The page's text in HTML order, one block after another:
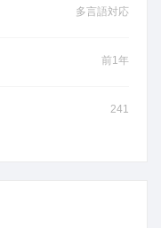
多言語対応
前1年
241